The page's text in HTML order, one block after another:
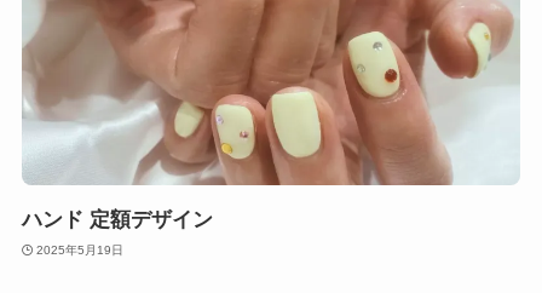
ハンド 定額デザイン
2025年5月19日